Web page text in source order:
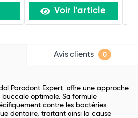
Voir l'article
Avis clients 0
Parodont Expert offre une approche
optimale. Sa formule
contre les bactéries
dentaire, traitant ainsi la cause